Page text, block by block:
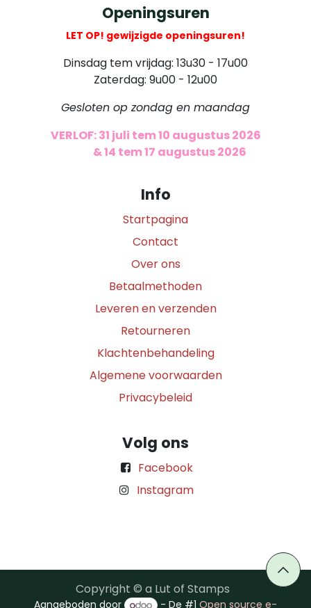
Openingsuren
LET OP! gewijzigde openingsuren!
Dinsdag tem vrijdag: 13u30 - 17u00
Zaterdag: 9u00 - 12u00
Gesloten op zondag en maandag
VERLOF: 31 juli tem 10 augustus 2026
& 14 tem 17 augustus 2026
Info
Startpagina
Contact
Over ons
Betaalmethoden
Leveren en verzenden
Retourneren
Klachtenbehandeling
Algemene voorwaarden
Privacybeleid
Volg ons
Facebook
Instagram
Copyright © a Lut of Stamps
Aangeboden door - De #1Open source e-